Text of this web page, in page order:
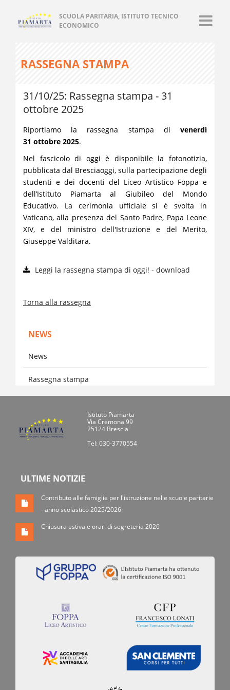
SCUOLA PARITARIA, ISTITUTO TECNICO
ECONOMICO
RASSEGNA STAMPA
31/10/25: Rassegna stampa - 31
ottobre 2025
Riportiamo la rassegna stampa di venerdì
31 ottobre 2025.
Nel fascicolo di oggi è disponibile la fotonotizia,
pubblicata dal Bresciaoggi, sulla partecipazione degli
studenti e dei docenti del Liceo Artistico Foppa e
dell’Istituto Piamarta al Giubileo del Mondo
Educativo. La cerimonia ufficiale si è svolta in
Vaticano, alla presenza del Santo Padre, Papa Leone
XIV, e del ministro dell'Istruzione e del Merito,
Giuseppe Valditara.
Leggi la rassegna stampa di oggi! - download
Torna alla rassegna
NEWS
News
Rassegna stampa
Istituto Piamarta
Via Cremona 99
25124 Brescia
Tel: 030-3770554
ULTIME NOTIZIE
Contributo alle famiglie per l'istruzione nelle scuole paritarie
- anno scolastico 2025/2026
Chiusura estiva e orari di segreteria 2026